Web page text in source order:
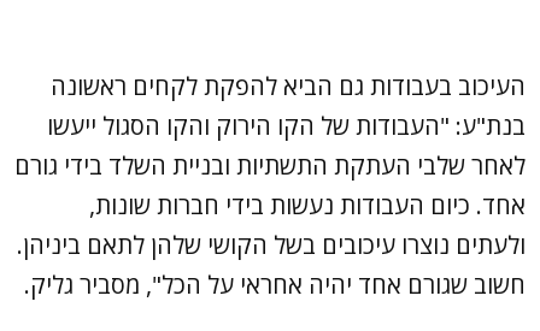
העיכוב בעבודות גם הביא להפקת לקחים ראשונה
בנת"ע: "העבודות של הקו הירוק והקו הסגול ייעשו
לאחר שלבי העתקת התשתיות ובניית השלד בידי גורם
אחד. כיום העבודות נעשות בידי חברות שונות,
ולעתים נוצרו עיכובים בשל הקושי שלהן לתאם ביניהן.
חשוב שגורם אחד יהיה אחראי על הכל", מסביר גליק.